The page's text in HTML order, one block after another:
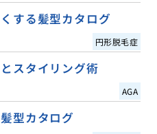
する髪型カタログ
円形脱毛症
スタイリング術
AGA
型カタログ